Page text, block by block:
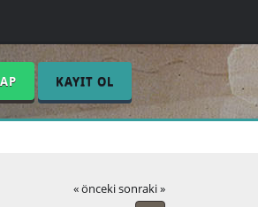
KAYIT OL
« önceki sonraki »